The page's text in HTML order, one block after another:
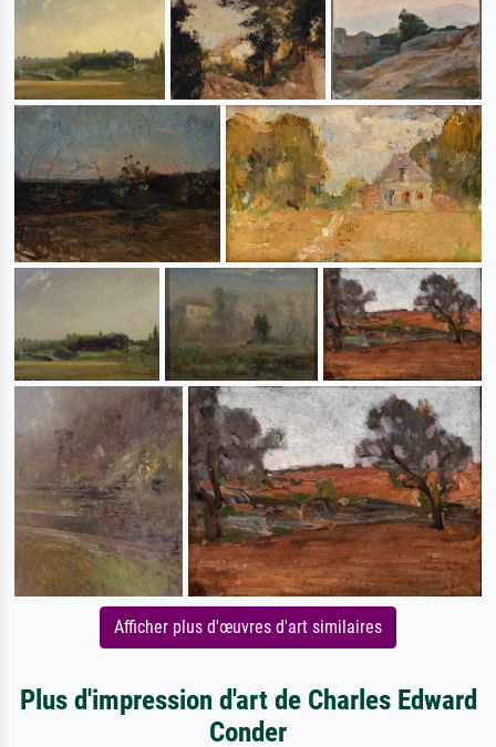
Afficher plus d'œuvres d'art similaires
Plus d'impression d'art de Charles Edward
Conder